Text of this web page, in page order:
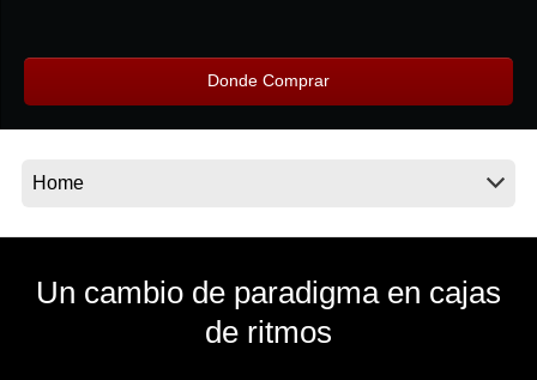
Donde Comprar
Un cambio de paradigma en cajas
de ritmos